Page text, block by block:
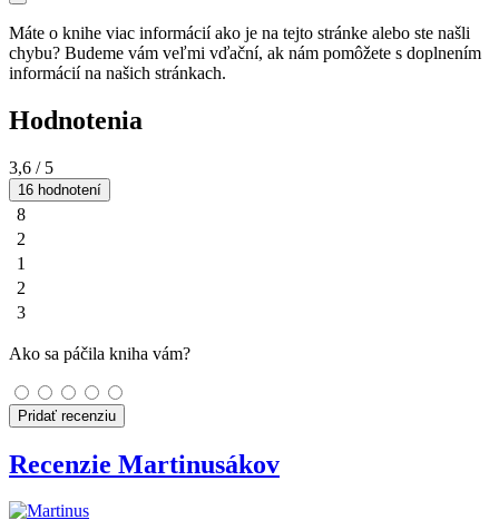
Máte o knihe viac informácií ako je na tejto stránke alebo ste našli
chybu? Budeme vám veľmi vďační, ak nám pomôžete s doplnením
informácií na našich stránkach.
Hodnotenia
3,6 / 5
16 hodnotení
8
2
1
2
3
Ako sa páčila kniha vám?
Pridať recenziu
Recenzie Martinusákov